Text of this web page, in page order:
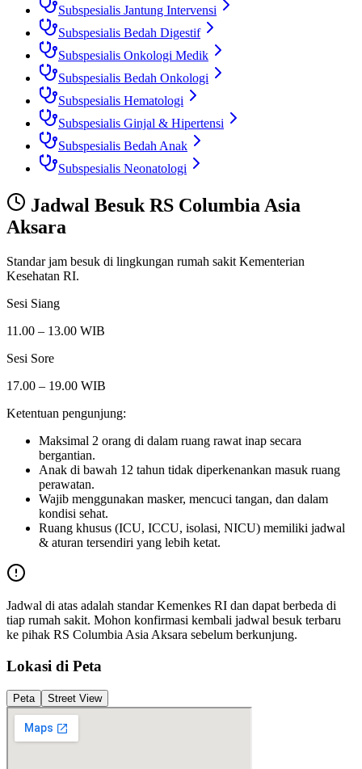
Subspesialis Jantung Intervensi
Subspesialis Bedah Digestif
Subspesialis Onkologi Medik
Subspesialis Bedah Onkologi
Subspesialis Hematologi
Subspesialis Ginjal & Hipertensi
Subspesialis Bedah Anak
Subspesialis Neonatologi
Jadwal Besuk RS Columbia Asia
Aksara
Standar jam besuk di lingkungan rumah sakit Kementerian
Kesehatan RI.
Sesi Siang
11.00 – 13.00 WIB
Sesi Sore
17.00 – 19.00 WIB
Ketentuan pengunjung:
Maksimal 2 orang di dalam ruang rawat inap secara
bergantian.
Anak di bawah 12 tahun tidak diperkenankan masuk ruang
perawatan.
Wajib menggunakan masker, mencuci tangan, dan dalam
kondisi sehat.
Ruang khusus (ICU, ICCU, isolasi, NICU) memiliki jadwal
& aturan tersendiri yang lebih ketat.
Jadwal di atas adalah standar Kemenkes RI dan dapat berbeda di
tiap rumah sakit. Mohon konfirmasi kembali jadwal besuk terbaru
ke pihak RS Columbia Asia Aksara sebelum berkunjung.
Lokasi di Peta
Peta Street View